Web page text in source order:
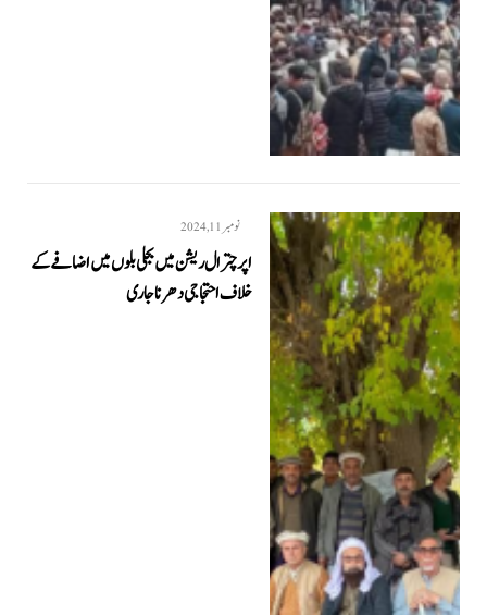
نومبر 11, 2024
اپر چترال ریشن میں بجلی بلوں میں اضافے کے
خلاف احتجاجی دھرنا جاری